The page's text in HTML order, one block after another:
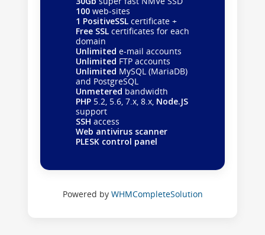
100web-sites
1 PositiveSSLcertificate +
Free SSLcertificates for each
domain
Unlimited e-mail accounts
Unlimited FTP accounts
Unlimited MySQL (MariaDB)
and PostgreSQL
Unmetered bandwidth
PHP5.2, 5.6, 7.x, 8.x, Node.JS
support
SSH access
Web antivirus scanner
PLESK control panel
Powered by WHMCompleteSolution